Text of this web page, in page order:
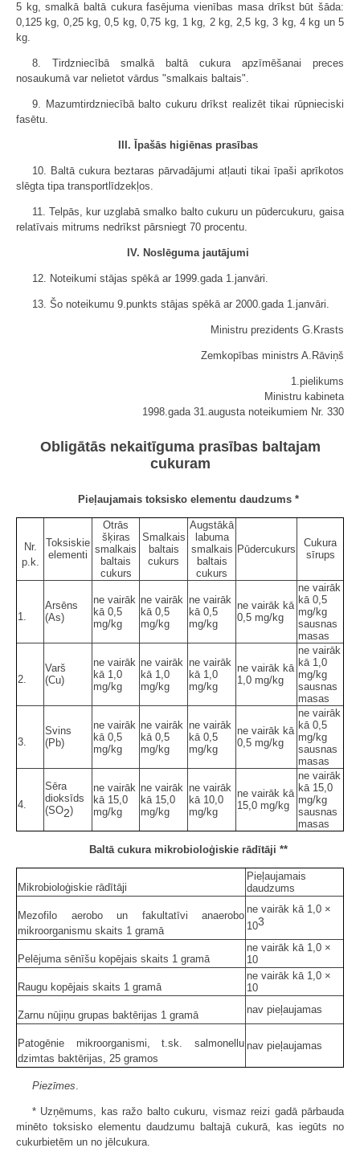
5 kg, smalkā baltā cukura fasējuma vienības masa drīkst būt šāda:
0,125 kg, 0,25 kg, 0,5 kg, 0,75 kg, 1 kg, 2 kg, 2,5 kg, 3 kg, 4 kg un 5
kg.
8. Tirdzniecībā smalkā baltā cukura apzīmēšanai preces
nosaukumā var nelietot vārdus "smalkais baltais".
9. Mazumtirdzniecībā balto cukuru drīkst realizēt tikai rūpnieciski
fasētu.
III. Īpašās higiēnas prasības
10. Baltā cukura beztaras pārvadājumi atļauti tikai īpaši aprīkotos
slēgta tipa transportlīdzekļos.
11. Telpās, kur uzglabā smalko balto cukuru un pūdercukuru, gaisa
relatīvais mitrums nedrīkst pārsniegt 70 procentu.
IV. Noslēguma jautājumi
12. Noteikumi stājas spēkā ar 1999.gada 1.janvāri.
13. Šo noteikumu 9.punkts stājas spēkā ar 2000.gada 1.janvāri.
Ministru prezidents G.Krasts
Zemkopības ministrs A.Rāviņš
1.pielikums
Ministru kabineta
1998.gada 31.augusta noteikumiem Nr. 330
Obligātās nekaitīguma prasības baltajam
cukuram
Pieļaujamais toksisko elementu daudzums *
Nr.
p.k.
Toksiskie
elementi
Otrās
šķiras
smalkais
baltais
cukurs
Smalkais
baltais
cukurs
Augstākā
labuma
smalkais
baltais
cukurs
Pūdercukurs
Cukura
sīrups
1.
Arsēns
(As)
ne vairāk
kā 0,5
mg/kg
ne vairāk
kā 0,5
mg/kg
ne vairāk
kā 0,5
mg/kg
ne vairāk kā
0,5 mg/kg
ne vairāk
kā 0,5
mg/kg
sausnas
masas
2.
Varš
(Cu)
ne vairāk
kā 1,0
mg/kg
ne vairāk
kā 1,0
mg/kg
ne vairāk
kā 1,0
mg/kg
ne vairāk kā
1,0 mg/kg
ne vairāk
kā 1,0
mg/kg
sausnas
masas
3.
Svins
(Pb)
ne vairāk
kā 0,5
mg/kg
ne vairāk
kā 0,5
mg/kg
ne vairāk
kā 0,5
mg/kg
ne vairāk kā
0,5 mg/kg
ne vairāk
kā 0,5
mg/kg
sausnas
masas
4.
Sēra
dioksīds
(SO2)
ne vairāk
kā 15,0
mg/kg
ne vairāk
kā 15,0
mg/kg
ne vairāk
kā 10,0
mg/kg
ne vairāk kā
15,0 mg/kg
ne vairāk
kā 15,0
mg/kg
sausnas
masas
Baltā cukura mikrobioloģiskie rādītāji **
Mikrobioloģiskie rādītāji
Pieļaujamais
daudzums
Mezofilo aerobo un fakultatīvi anaerobo
mikroorganismu skaits 1 gramā
ne vairāk kā 1,0 ×
103
Pelējuma sēnīšu kopējais skaits 1 gramā
ne vairāk kā 1,0 ×
10
Raugu kopējais skaits 1 gramā
ne vairāk kā 1,0 ×
10
Zarnu nūjiņu grupas baktērijas 1 gramā nav pieļaujamas
Patogēnie mikroorganismi, t.sk. salmonellu
dzimtas baktērijas, 25 gramos
nav pieļaujamas
Piezīmes
* Uzņēmums, kas ražo balto cukuru, vismaz reizi gadā pārbauda
minēto toksisko elementu daudzumu baltajā cukurā, kas iegūts no
cukurbietēm un no jēlcukura.